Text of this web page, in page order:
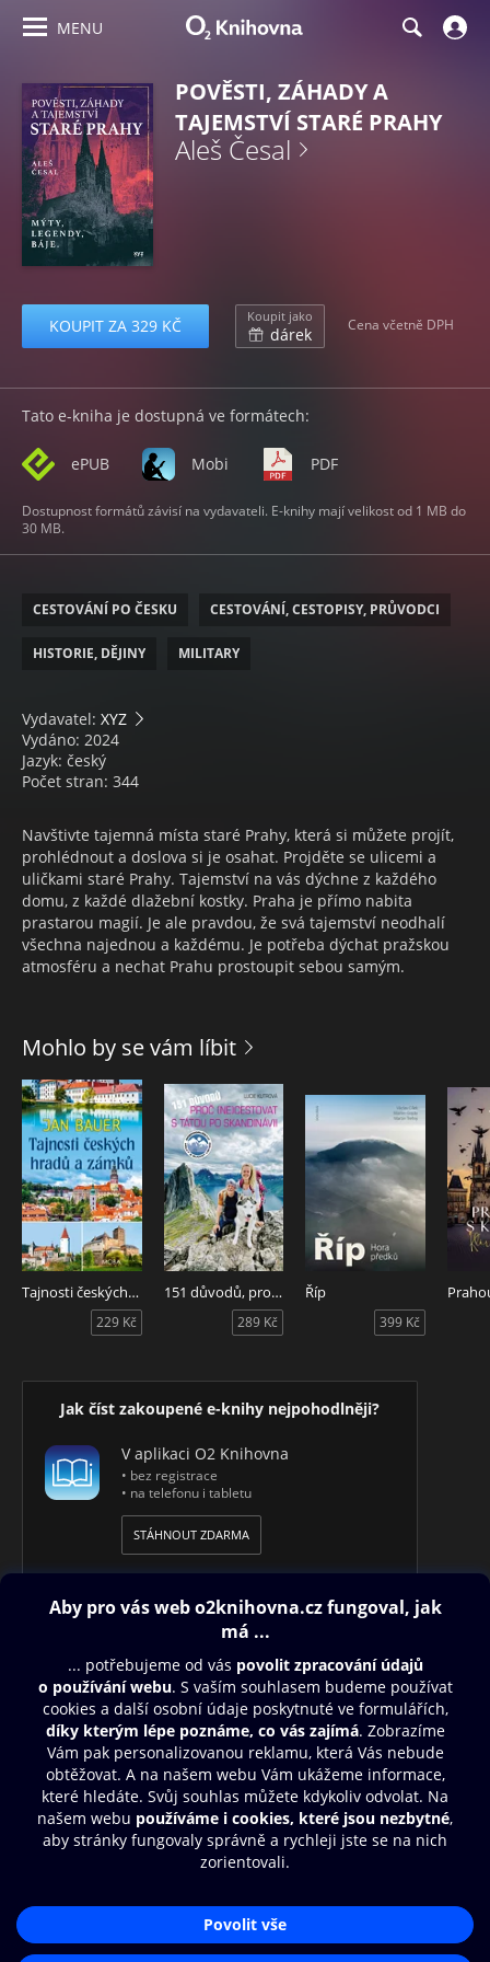
MENU
POVĚSTI, ZÁHADY A
TAJEMSTVÍ STARÉ PRAHY
Aleš Česal
KOUPIT ZA 329 KČ Koupit jako
dárek Cena včetně DPH
Tato e-kniha je dostupná ve formátech:
ePUB Mobi PDF
Dostupnost formátů závisí na vydavateli. E-knihy mají velikost od 1 MB do
30 MB.
CESTOVÁNÍ PO ČESKU CESTOVÁNÍ, CESTOPISY, PRŮVODCI
HISTORIE, DĚJINY MILITARY
Vydavatel: XYZ
Vydáno: 2024
Jazyk: český
Počet stran: 344
Navštivte tajemná místa staré Prahy, která si můžete projít,
prohlédnout a doslova si je osahat. Projděte se ulicemi a
uličkami staré Prahy. Tajemství na vás dýchne z každého
domu, z každé dlažební kostky. Praha je přímo nabita
prastarou magií. Je ale pravdou, že svá tajemství neodhalí
všechna najednou a každému. Je potřeba dýchat pražskou
atmosféru a nechat Prahu prostoupit sebou samým.
Mohlo by se vám líbit
Tajnosti českých hradů a zámků
229 Kč
151 důvodů, proč necestovat s tátou po Skandinávii
289 Kč
Říp
399 Kč
Jak číst zakoupené e-knihy nejpohodlněji?
V aplikaci O2 Knihovna
• bez registrace
• na telefonu i tabletu
STÁHNOUT ZDARMA
Obsah ke stažení
Moje O2 Knihovna
Další zábava
© O2 Czech Republic a.s.
Zásady zpracování osobních údajůAplikace O2 Knihovna